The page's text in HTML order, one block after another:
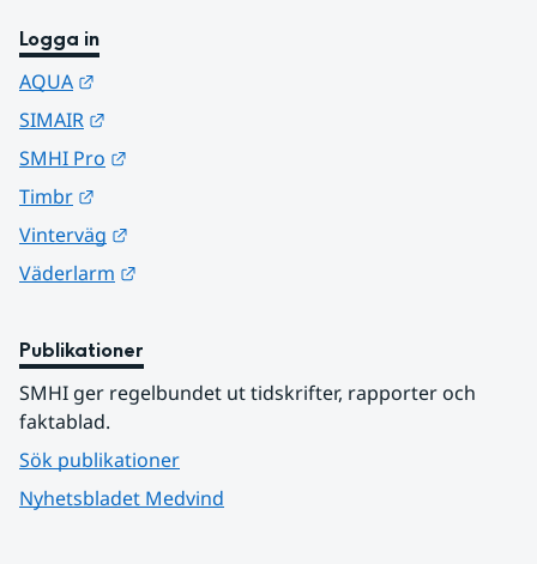
Logga in
AQUA
SIMAIR
SMHI Pro
Timbr
Vinterväg
Väderlarm
Publikationer
SMHI ger regelbundet ut tidskrifter, rapporter och
faktablad.
Sök publikationer
Nyhetsbladet Medvind